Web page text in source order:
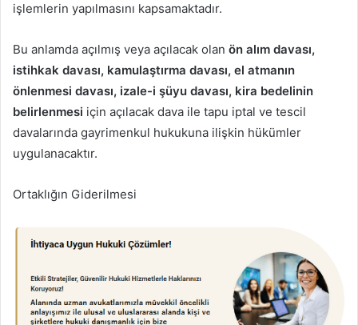
işlemlerin yapılmasını kapsamaktadır.
Bu anlamda açılmış veya açılacak olan ön alım davası,
istihkak davası, kamulaştırma davası, el atmanın
önlenmesi davası, izale-i şüyu davası, kira bedelinin
belirlenmesi için açılacak dava ile tapu iptal ve tescil
davalarında gayrimenkul hukukuna ilişkin hükümler
uygulanacaktır.
Ortaklığın Giderilmesi